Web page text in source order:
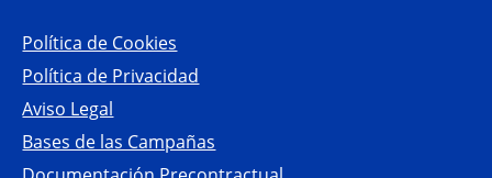
Política de Cookies
Política de Privacidad
Aviso Legal
Bases de las Campañas